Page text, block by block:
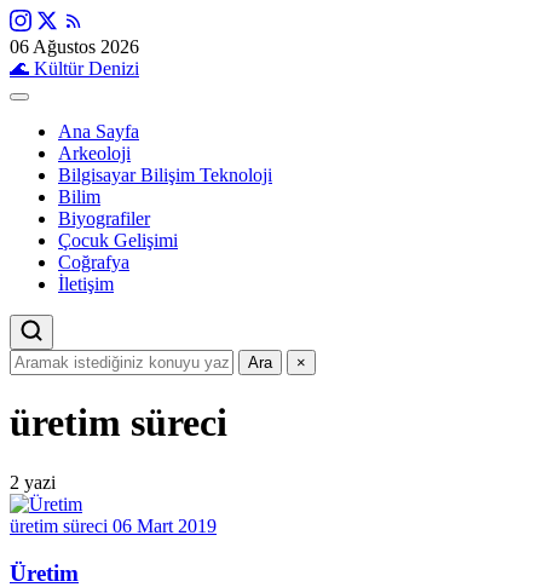
06 Ağustos 2026
🌊 Kültür Denizi
Ana Sayfa
Arkeoloji
Bilgisayar Bilişim Teknoloji
Bilim
Biyografiler
Çocuk Gelişimi
Coğrafya
İletişim
Ara ×
üretim süreci
2 yazi
üretim süreci 06 Mart 2019
Üretim